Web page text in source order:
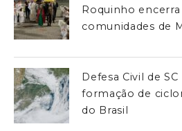
Roquinho
comunidades de
Defesa Civil de
formação de
do Brasil